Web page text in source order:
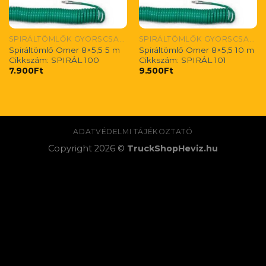
SPIRÁLTÖMLŐK GYORSCSATLAKOZÓVAL
Spiráltömlő Omer 8×5,5 5 m
Cikkszám: SPIRÁL 100
7.900Ft
SPIRÁLTÖMLŐK GYORSCSATLAKOZÓVAL
Spiráltömlő Omer 8×5,5 10 m
Cikkszám: SPIRÁL 101
9.500Ft
ADATVÉDELMI TÁJÉKOZTATÓ
Copyright 2026 © TruckShopHeviz.hu